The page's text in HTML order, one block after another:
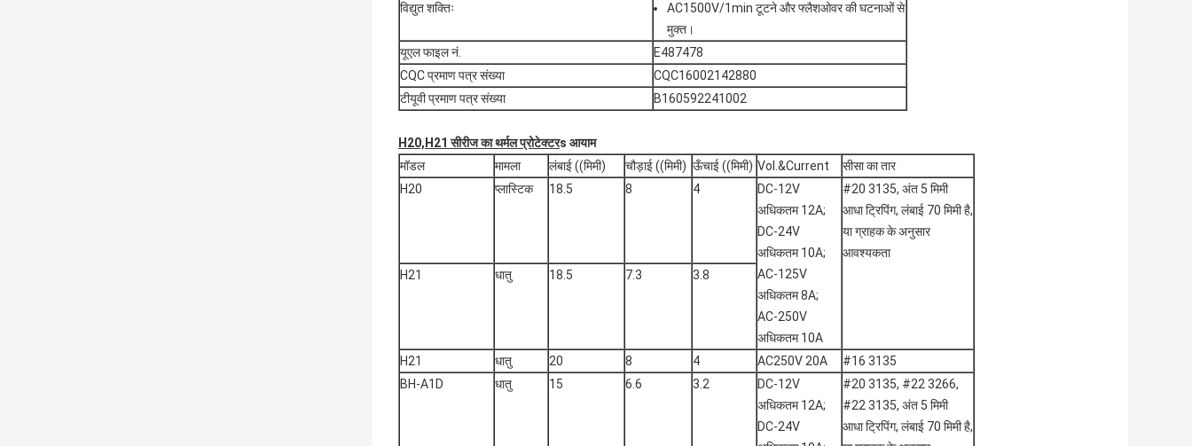
विद्युत शक्तिः
AC1500V/1min टूटने और फ्लैशओवर की घटनाओं से
मुक्त।
यूएल फाइल नं.
E487478
CQC प्रमाण पत्र संख्या
CQC16002142880
टीयूवी प्रमाण पत्र संख्या
B160592241002
H20,H21 सीरीज का थर्मल प्रोटेक्टरs आयाम
मॉडल
मामला लंबाई ((मिमी) चौड़ाई ((मिमी) ऊँचाई ((मिमी) Vol.&Current
सीसा का तार
H20
प्लास्टिक 18.5 8 4
DC-12V
अधिकतम 12A;
DC-24V
अधिकतम 10A;
AC-125V
अधिकतम 8A;
AC-250V
अधिकतम 10A
#20 3135, अंत 5 मिमी
आधा ट्रिपिंग, लंबाई 70 मिमी है,
या ग्राहक के अनुसार
आवश्यकता
H21
धातु 18.5 7.3 3.8
H21 धातु 20 8 4 AC250V 20A
#16 3135
BH-A1D
धातु 15 6.6 3.2
DC-12V
अधिकतम 12A;
DC-24V
#20 3135, #22 3266,
#22 3135, अंत 5 मिमी
आधा ट्रिपिंग, लंबाई 70 मिमी है,